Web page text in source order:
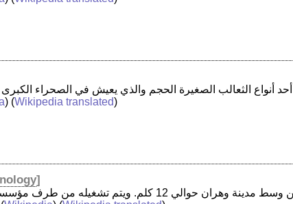
) (Wikipedia translated)
]